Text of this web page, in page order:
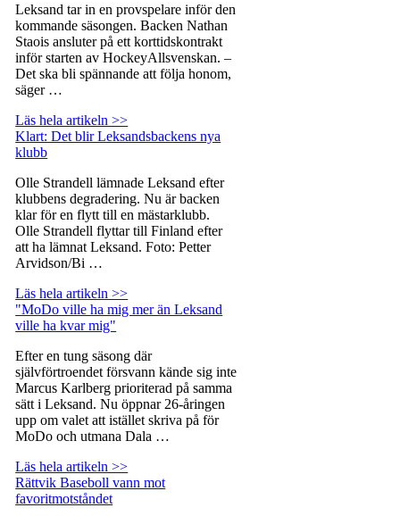
Leksand tar in en provspelare inför den
kommande säsongen. Backen Nathan
Staois ansluter på ett korttidskontrakt
inför starten av HockeyAllsvenskan. –
Det ska bli spännande att följa honom,
säger …
Läs hela artikeln >>
Klart: Det blir Leksandsbackens nya
klubb
Olle Strandell lämnade Leksand efter
klubbens degradering. Nu är backen
klar för en flytt till en mästarklubb.
Olle Strandell flyttar till Finland efter
att ha lämnat Leksand. Foto: Petter
Arvidson/Bi …
Läs hela artikeln >>
"MoDo ville ha mig mer än Leksand
ville ha kvar mig"
Efter en tung säsong där
självförtroendet försvann kände sig inte
Marcus Karlberg prioriterad på samma
sätt i Leksand. Nu öppnar 26-åringen
upp om valet att istället skriva på för
MoDo och utmana Dala …
Läs hela artikeln >>
Rättvik Baseboll vann mot
favoritmotståndet